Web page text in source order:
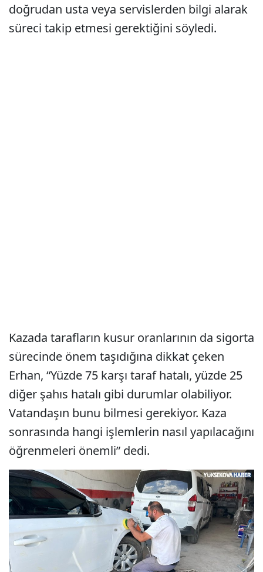
doğrudan usta veya servislerden bilgi alarak
süreci takip etmesi gerektiğini söyledi.
Kazada tarafların kusur oranlarının da sigorta
sürecinde önem taşıdığına dikkat çeken
Erhan, “Yüzde 75 karşı taraf hatalı, yüzde 25
diğer şahıs hatalı gibi durumlar olabiliyor.
Vatandaşın bunu bilmesi gerekiyor. Kaza
sonrasında hangi işlemlerin nasıl yapılacağını
öğrenmeleri önemli” dedi.